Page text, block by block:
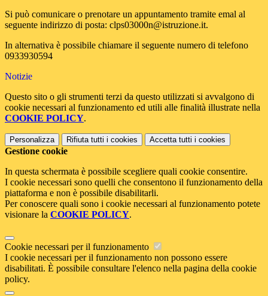
Si può comunicare o prenotare un appuntamento tramite emal al
seguente indirizzo di posta: clps03000n@istruzione.it.
In alternativa è possibile chiamare il seguente numero di telefono
0933930594
Notizie
Questo sito o gli strumenti terzi da questo utilizzati si avvalgono di
cookie necessari al funzionamento ed utili alle finalità illustrate nella
COOKIE POLICY.
Personalizza Rifiuta tutti i cookies Accetta tutti i cookies
Gestione cookie
In questa schermata è possibile scegliere quali cookie consentire.
I cookie necessari sono quelli che consentono il funzionamento della
piattaforma e non è possibile disabilitarli.
Per conoscere quali sono i cookie necessari al funzionamento potete
visionare la COOKIE POLICY.
Cookie necessari per il funzionamento
I cookie necessari per il funzionamento non possono essere
disabilitati. È possibile consultare l'elenco nella pagina della cookie
policy.